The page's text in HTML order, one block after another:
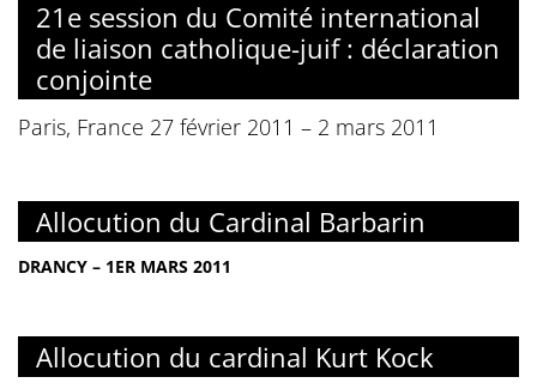
21e session du Comité international
de liaison catholique-juif : déclaration
conjointe
Paris, France 27 février 2011 – 2 mars 2011
Allocution du Cardinal Barbarin
DRANCY – 1ER MARS 2011
Allocution du cardinal Kurt Kock